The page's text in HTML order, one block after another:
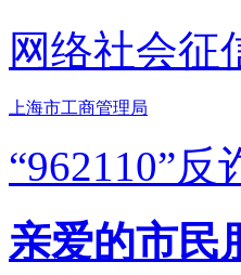
网络社会征
上海市工商管理局
“962110”反
亲爱的市民